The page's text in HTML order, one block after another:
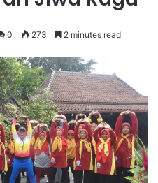
0 273 2 minutes read